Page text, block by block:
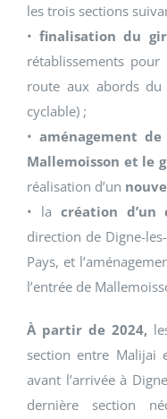
les trois sections
•finalisation du
rétablissements
route aux abords du
cyclable) ;
•aménagement
Mallemoisson et le
réalisation d’un
• la création d’un
direction de Digne-
Pays, et
l’entrée de
À partir de 2024,
section entre Malijai
avant l’arrivée à
dernière section